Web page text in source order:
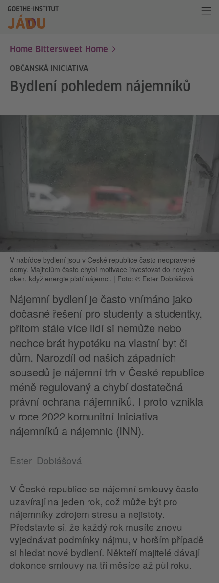
Home Bittersweet Home
OBČANSKÁ INICIATIVA
Bydlení pohledem nájemníků
V nabídce bydlení jsou v České republice často neopravené
domy. Majitelům často chybí motivace investovat do nových
oken, když energie platí nájemci. | Foto: © Ester Dobiášová
Nájemní bydlení je často vnímáno jako
dočasné řešení pro studenty a studentky,
přitom stále více lidí si nemůže nebo
nechce brát hypotéku na vlastní byt či
dům. Narozdíl od našich západních
sousedů je nájemní trh v České republice
méně regulovaný a chybí dostatečná
právní ochrana nájemníků. I proto vznikla
v roce 2022 komunitní Iniciativa
nájemníků a nájemnic (INN).
Ester Dobiášová
V České republice se nájemní smlouvy často
uzavírají na jeden rok, což může být pro
nájemníky zdrojem stresu a nejistoty.
Představte si, že každý rok musíte znovu
vyjednávat podmínky nájmu, v horším případě
si hledat nové bydlení. Někteří majitelé dávají
dokonce smlouvy na tři měsíce až půl roku.